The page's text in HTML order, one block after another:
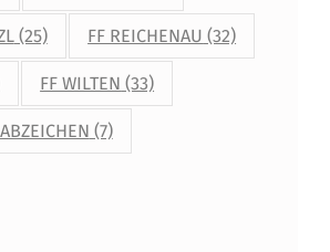
(25) FF REICHENAU (32)
FF WILTEN (33)
(7)